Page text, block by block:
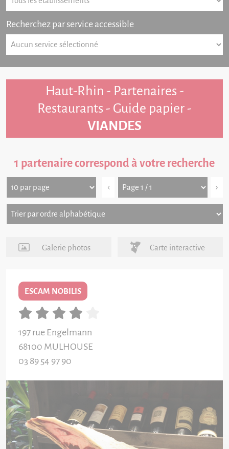
Recherchez par service accessible
Haut-Rhin - Partenaires -
Restaurants - Guide papier -
VIANDES
1 partenaire correspond à votre recherche
‹ ›
Galerie photos Carte interactive
ESCAM NOBILIS
197 rue Engelmann
68100 MULHOUSE
03 89 54 97 90